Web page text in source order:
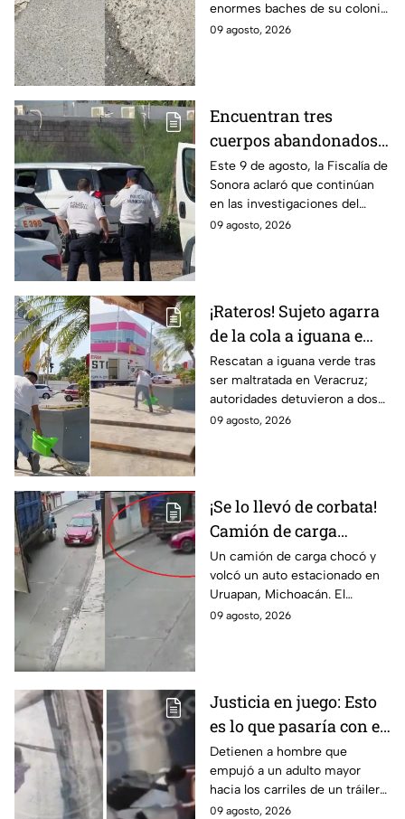
enormes baches de su colonia
como protesta ante la falta de
09 agosto, 2026
Encuentran tres
cuerpos abandonados
en Hermosillo, Sonora;
todo apunta a crimen
pasional
Este 9 de agosto, la Fiscalía de
Sonora aclaró que continúan
en las investigaciones del
hallazgo de tres cuerpos
09 agosto, 2026
¡Rateros! Sujeto agarra
de la cola a iguana e
intenta robársela en
Veracruz; hay dos
detenidos (VIDEO)
Rescatan a iguana verde tras
ser maltratada en Veracruz;
autoridades detuvieron a dos
implicados y recuerdan las
09 agosto, 2026
¡Se lo llevó de corbata!
Camión de carga
arrastra auto
estacionado en
Uruapan, Michoacán
(VIDEO)
Un camión de carga chocó y
volcó un auto estacionado en
Uruapan, Michoacán. El
insólito momento quedó
09 agosto, 2026
Justicia en juego: Esto
es lo que pasaría con el
agresor del adulto
mayor arrojado a un
tráiler en Monterrey
Detienen a hombre que
empujó a un adulto mayor
hacia los carriles de un tráiler
en Monterrey. Conoce los
09 agosto, 2026